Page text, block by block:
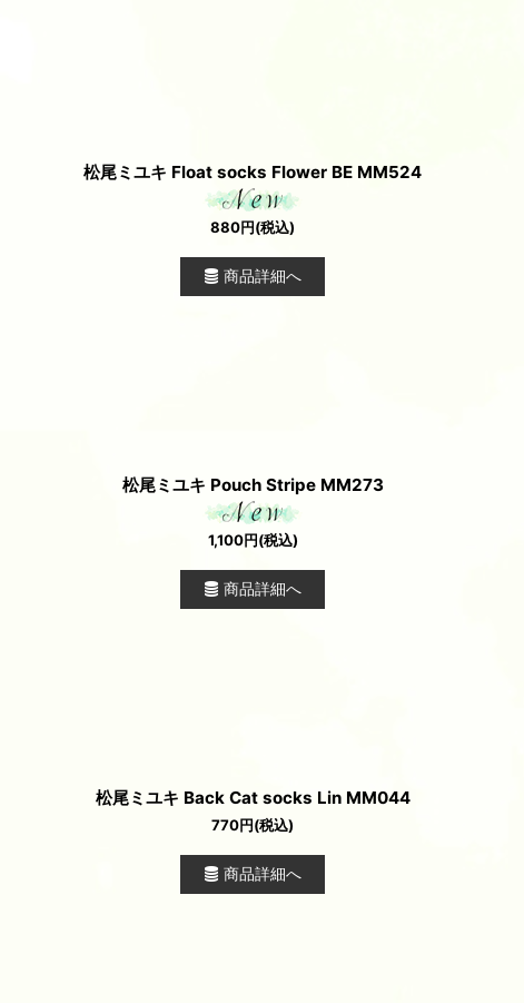
松尾ミユキ Float socks Flower BE MM524
880円(税込)
商品詳細へ
松尾ミユキ Pouch Stripe MM273
1,100円(税込)
商品詳細へ
松尾ミユキ Back Cat socks Lin MM044
770円(税込)
商品詳細へ